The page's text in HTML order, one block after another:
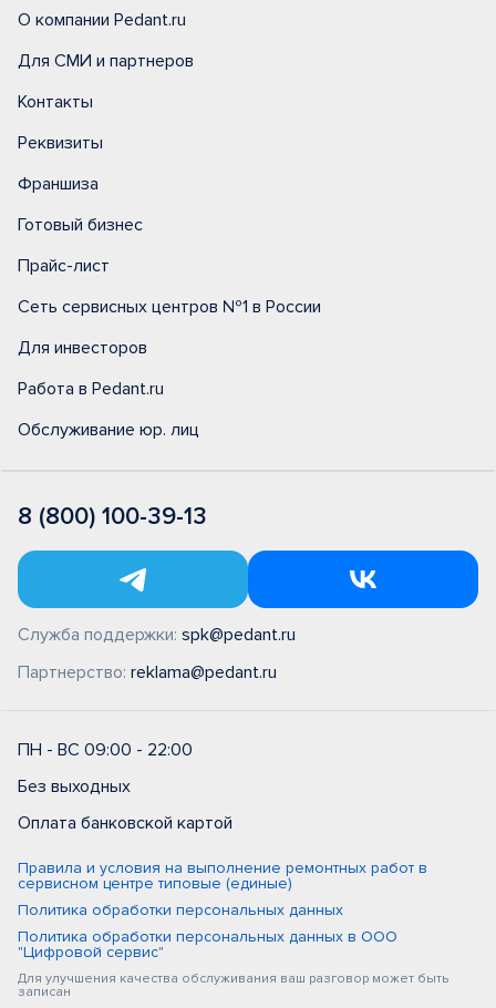
О компании Pedant.ru
Для СМИ и партнеров
Контакты
Реквизиты
Франшиза
Готовый бизнес
Прайс-лист
Сеть сервисных центров №1 в России
Для инвесторов
Работа в Pedant.ru
Обслуживание юр. лиц
8 (800) 100-39-13
Служба поддержки: spk@pedant.ru
Партнерство: reklama@pedant.ru
ПН - ВС 09:00 - 22:00
Без выходных
Оплата банковской картой
Правила и условия на выполнение ремонтных работ в
сервисном центре типовые (единые)
Политика обработки персональных данных
Политика обработки персональных данных в ООО
"Цифровой сервис"
Для улучшения качества обслуживания ваш разговор может быть
записан